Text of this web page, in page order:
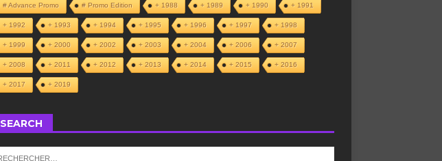
# Advance Promo # Promo Edition + 1988 + 1989 + 1990 + 1991
+ 1992 + 1993 + 1994 + 1995 + 1996 + 1997 + 1998
+ 1999 + 2000 + 2002 + 2003 + 2004 + 2006 + 2007
+ 2008 + 2011 + 2012 + 2013 + 2014 + 2015 + 2016
+ 2017 + 2019
SEARCH